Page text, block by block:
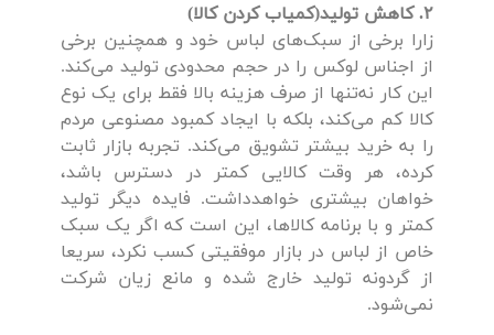
۲. کاهش تولید(کمیاب کردن کالا)
زارا برخی از سبک‌های لباس خود و همچنین برخی
از اجناس لوکس را در حجم محدودی تولید می‌کند.
این کار نه‌تنها از صرف هزینه بالا فقط برای یک نوع
کالا کم می‌کند، بلکه با ایجاد کمبود مصنوعی مردم
را به خرید بیشتر تشویق می‌کند. تجربه بازار ثابت
کرده، هر وقت کالایی کمتر در دسترس باشد،
خواهان بیشتری خواهد‌داشت. فایده دیگر تولید
کمتر و با برنامه کالاها، این است که اگر یک سبک
خاص از لباس در بازار موفقیتی کسب نکرد، سریعا
از گردونه تولید خارج شده و مانع زیان شرکت
نمی‌شود.